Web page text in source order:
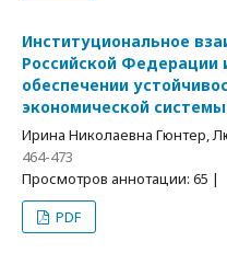
Институциональное
Российской Федерации
обеспечении
экономической
Ирина Николаевна Гюнтер,
464-473
Просмотров аннотации: 65 |
PDF